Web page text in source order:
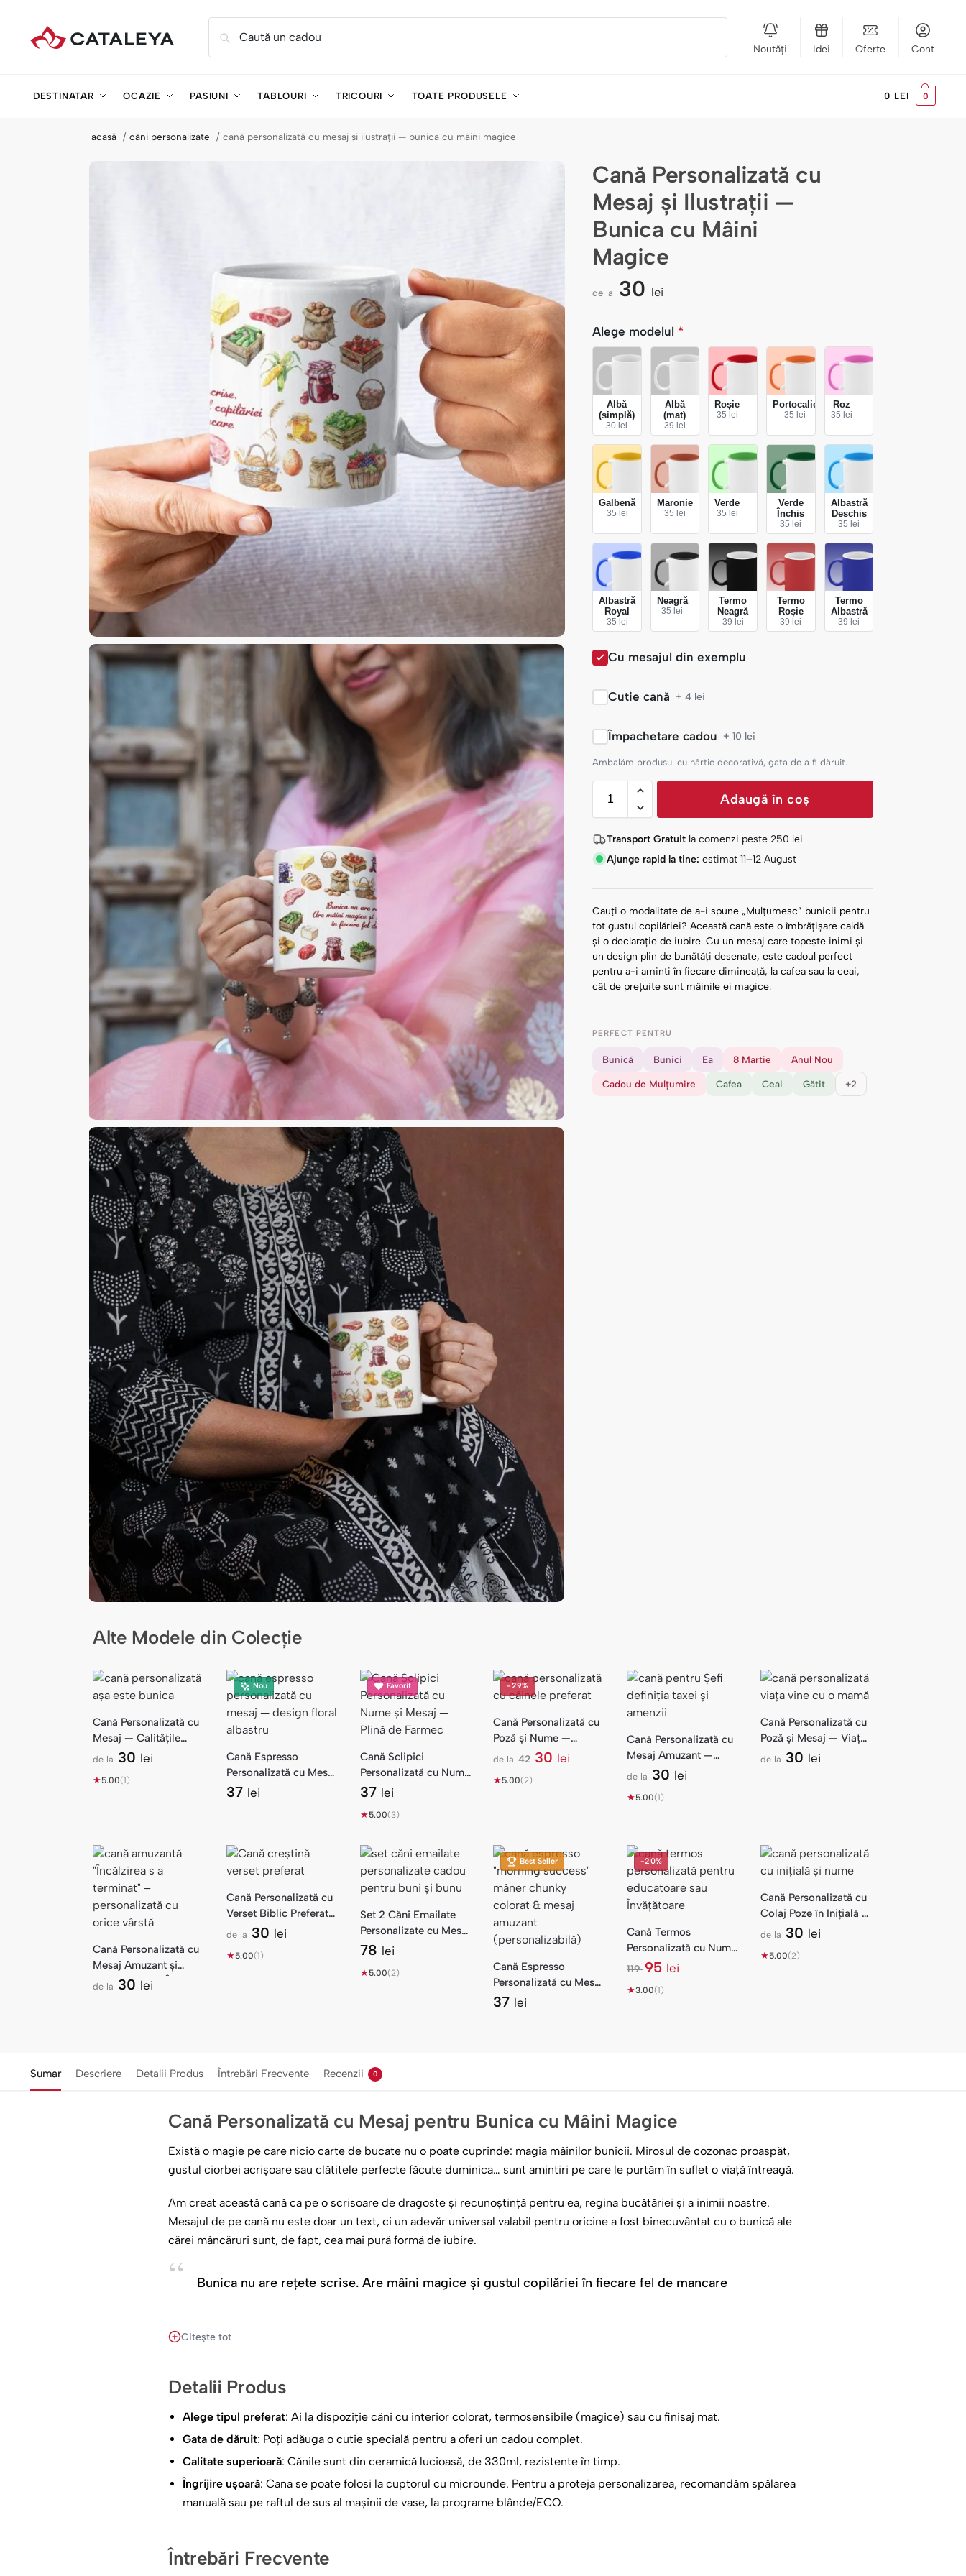
Caută un cadou
Noutăți Idei Oferte Cont
DESTINATAR OCAZIE PASIUNI TABLOURI TRICOURI TOATE PRODUSELE 0 LEI 0
acasă căni personalizate cană personalizată cu mesaj și ilustrații — bunica cu mâini magice
Cană Personalizată cu
Mesaj și Ilustrații —
Bunica cu Mâini
Magice
de la 30 lei
Alege modelul *
Albă
(simplă)
30 lei
Albă
(mat)
39 lei
Roșie
35 lei
Portocalie
35 lei
Roz
35 lei
Galbenă
35 lei
Maronie
35 lei
Verde
35 lei
Verde
Închis
35 lei
Albastră
Deschis
35 lei
Albastră
Royal
35 lei
Neagră
35 lei
Termo
Neagră
39 lei
Termo
Roșie
39 lei
Termo
Albastră
39 lei
Cu mesajul din exemplu
Cutie cană + 4 lei
Împachetare cadou + 10 lei
Ambalăm produsul cu hârtie decorativă, gata de a fi dăruit.
Adaugă în coș
Transport Gratuit la comenzi peste250 lei
Ajunge rapid la tine: estimat 11–12 August
Cauți o modalitate de a-i spune „Mulțumesc” bunicii pentru
tot gustul copilăriei? Această cană este o îmbrățișare caldă
și o declarație de iubire. Cu un mesaj care topește inimi și
un design plin de bunătăți desenate, este cadoul perfect
pentru a-i aminti în fiecare dimineață, la cafea sau la ceai,
cât de prețuite sunt mâinile ei magice.
PERFECT PENTRU
Bunică Bunici Ea 8 Martie Anul Nou
Cadou de Mulțumire Cafea Ceai Gătit +2
Alte Modele din Colecție
Cană Personalizată cu
Mesaj — Calitățile
Bunicii
de la 30 lei
★5.00(1)
Nou
Cană Espresso
Personalizată cu Mesaj
— Design Floral
37 lei
Favorit
Cană Sclipici
Personalizată cu Nume
și Mesaj — Plină de
37 lei
★5.00(3)
-29%
Cană Personalizată cu
Poză și Nume —
Cadou Câinele
de la 42
e
30 lei
★5.00(2)
Cană Personalizată cu
Mesaj Amuzant —
Cadou Șef Taxa și
de la 30 lei
★5.00(1)
Cană Personalizată cu
Poză și Mesaj — Viața
Vine cu o Mamă
de la 30 lei
Cană Personalizată cu
Mesaj Amuzant și
Vârstă — Viața Începe
de la 30 lei
Cană Personalizată cu
Verset Biblic Preferat
— Mesaj Creștin
de la 30 lei
★5.00(1)
Set 2 Căni Emailate
Personalizate cu Mesaj
— Cadou Buni și Bunu
78 lei
★5.00(2)
Best Seller
Cană Espresso
Personalizată cu Mesaj
— Morning Success
37 lei
-20%
Cană Termos
Personalizată cu Nume
— Cadou Educatoare
119
e
95 lei
★3.00(1)
Cană Personalizată cu
Colaj Poze în Inițială și
Nume
de la 30 lei
★5.00(2)
Sumar Descriere Detalii Produs Întrebări Frecvente Recenzii 0
Cană Personalizată cu Mesaj pentru Bunica cu Mâini Magice
Există o magie pe care nicio carte de bucate nu o poate cuprinde: magia mâinilor bunicii. Mirosul de cozonac proaspăt,
gustul ciorbei acrișoare sau clătitele perfecte făcute duminica… sunt amintiri pe care le purtăm în suflet o viață întreagă.
Am creat această cană ca pe o scrisoare de dragoste și recunoștință pentru ea, regina bucătăriei și a inimii noastre.
Mesajul de pe cană nu este doar un text, ci un adevăr universal valabil pentru oricine a fost binecuvântat cu o bunică ale
cărei mâncăruri sunt, de fapt, cea mai pură formă de iubire.
Bunica nu are rețete scrise. Are mâini magice și gustul copilăriei în fiecare fel de mancare
Un Design Plin de Căldură: Cana este înconjurată de un pattern vesel, ilustrat cu toate bunătățile care ți-au marcat
copilăria, transformând-o într-un obiect vizual plin de farmec și nostalgie.
Un Cadou Zilnic de Iubire: În fiecare dimineață, când își va savura cafeaua sau ceaiul, această cană îi va aduce aminte
o zi în care vrei să-i faci o bucurie, această cană este garanția unor lacrimi de fericire.
asta într-o cană care să-i încălzească și sufletul.
Citește tot
Detalii Produs
Alege tipul preferat: Ai la dispoziție căni cu interior colorat, termosensibile (magice) sau cu finisaj mat.
Gata de dăruit: Poți adăuga o cutie specială pentru a oferi un cadou complet.
Calitate superioară: Cănile sunt din ceramică lucioasă, de 330ml, rezistente în timp.
Îngrijire ușoară: Cana se poate folosi la cuptorul cu microunde. Pentru a proteja personalizarea, recomandăm spălarea
manuală sau pe raftul de sus al mașinii de vase, la programe blânde/ECO.
Întrebări Frecvente